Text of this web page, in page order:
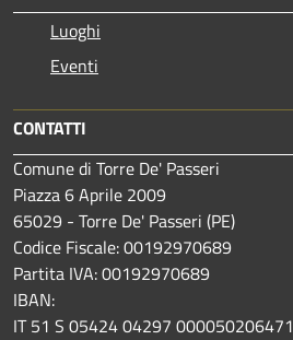
Luoghi
Eventi
CONTATTI
Comune di Torre De' Passeri
Piazza 6 Aprile 2009
65029 - Torre De' Passeri (PE)
Codice Fiscale: 00192970689
Partita IVA: 00192970689
IBAN:
IT 51 S 05424 04297 000050206471